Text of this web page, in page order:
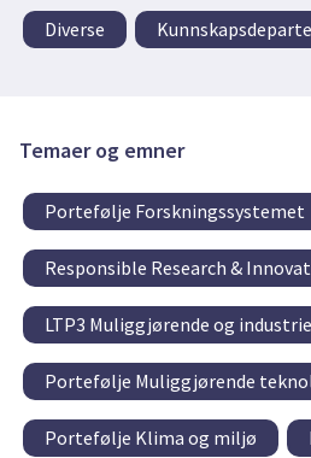
Diverse
Temaer og emner
Portefølje Forskningssystemet
Responsible Research &
LTP3 Muliggjørende og
Portefølje Muliggjørende
Portefølje Klima og miljø